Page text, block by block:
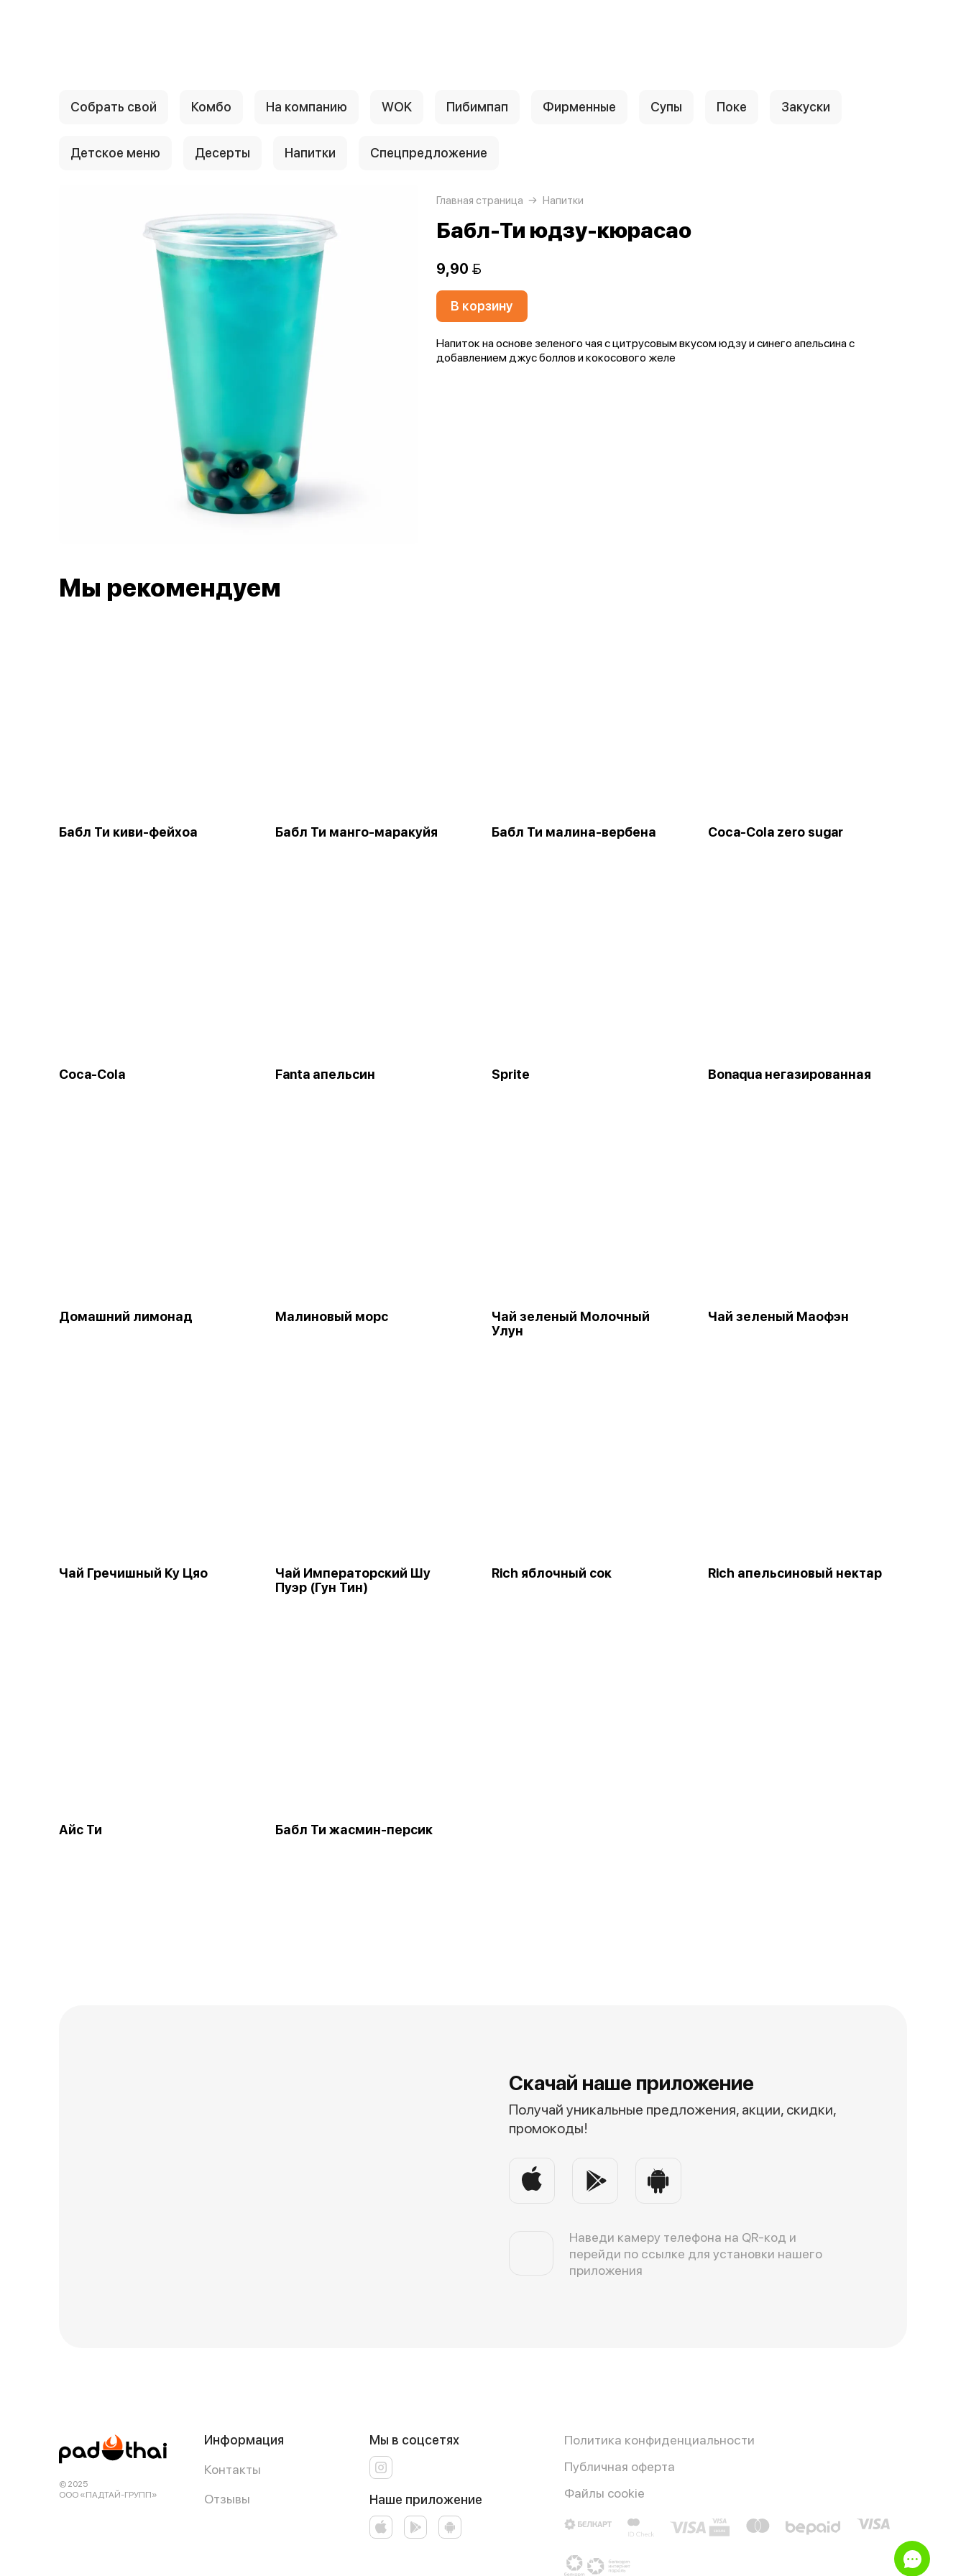
Собрать свой Комбо На компанию WOK Пибимпап Фирменные Супы Поке Закуски
Детское меню Десерты Напитки Спецпредложение
Главная страница Напитки
Бабл-Ти юдзу-кюрасао
9,90 
В корзину
Напиток на основе зеленого чая с цитрусовым вкусом юдзу и синего апельсина с
добавлением джус боллов и кокосового желе
Мы рекомендуем
Бабл Ти киви-фейхоа Бабл Ти манго-маракуйя Бабл Ти малина-вербена Coca-Cola zero sugar
Coca-Cola Fanta апельсин Sprite Bonaqua негазированная
Домашний лимонад Малиновый морс
Чай зеленый Молочный
Улун
Чай зеленый Маофэн
Чай Гречишный Ку Цяо
Чай Императорский Шу
Пуэр (Гун Тин)
Rich яблочный сок Rich апельсиновый нектар
Айс Ти Бабл Ти жасмин-персик
Скачай наше приложение
Получай уникальные предложения, акции, скидки,
промокоды!
Наведи камеру телефона на QR-код и
перейди по ссылке для установки нашего
приложения
© 2025
ООО «ПАДТАЙ-ГРУПП»
Информация
Контакты
Отзывы
Мы в соцсетях
Наше приложение
Политика конфиденциальности
Публичная оферта
Файлы cookie